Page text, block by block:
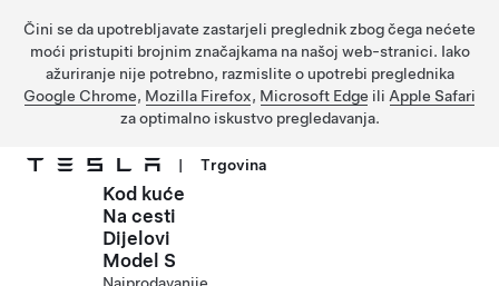
Čini se da upotrebljavate zastarjeli preglednik zbog čega nećete
moći pristupiti brojnim značajkama na našoj web-stranici. Iako
ažuriranje nije potrebno, razmislite o upotrebi preglednika
Google Chrome, Mozilla Firefox, Microsoft Edge ili Apple Safari
za optimalno iskustvo pregledavanja.
Prijeđite na glavni sadržaj
| Trgovina
Kod kuće
Na cesti
Dijelovi
Model S